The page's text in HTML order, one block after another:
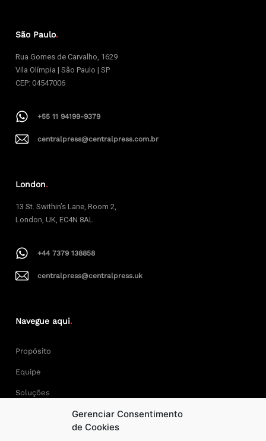
Gerenciar Consentimento
de Cookies
São Paulo.
Rua Gomes de Carvalho, 1629
Vila Olímpia | São Paulo | SP
CEP: 04547006
+55 11 94199-9379
centralpress@centralpress.com.br
London.
13 St. Swithin’s Lane, Room 2,
London, UK, EC4N 8AL
+44 7379 138858
centralpress@centralpress.uk
Navegue aqui.
Propósito
Equipe
Soluções